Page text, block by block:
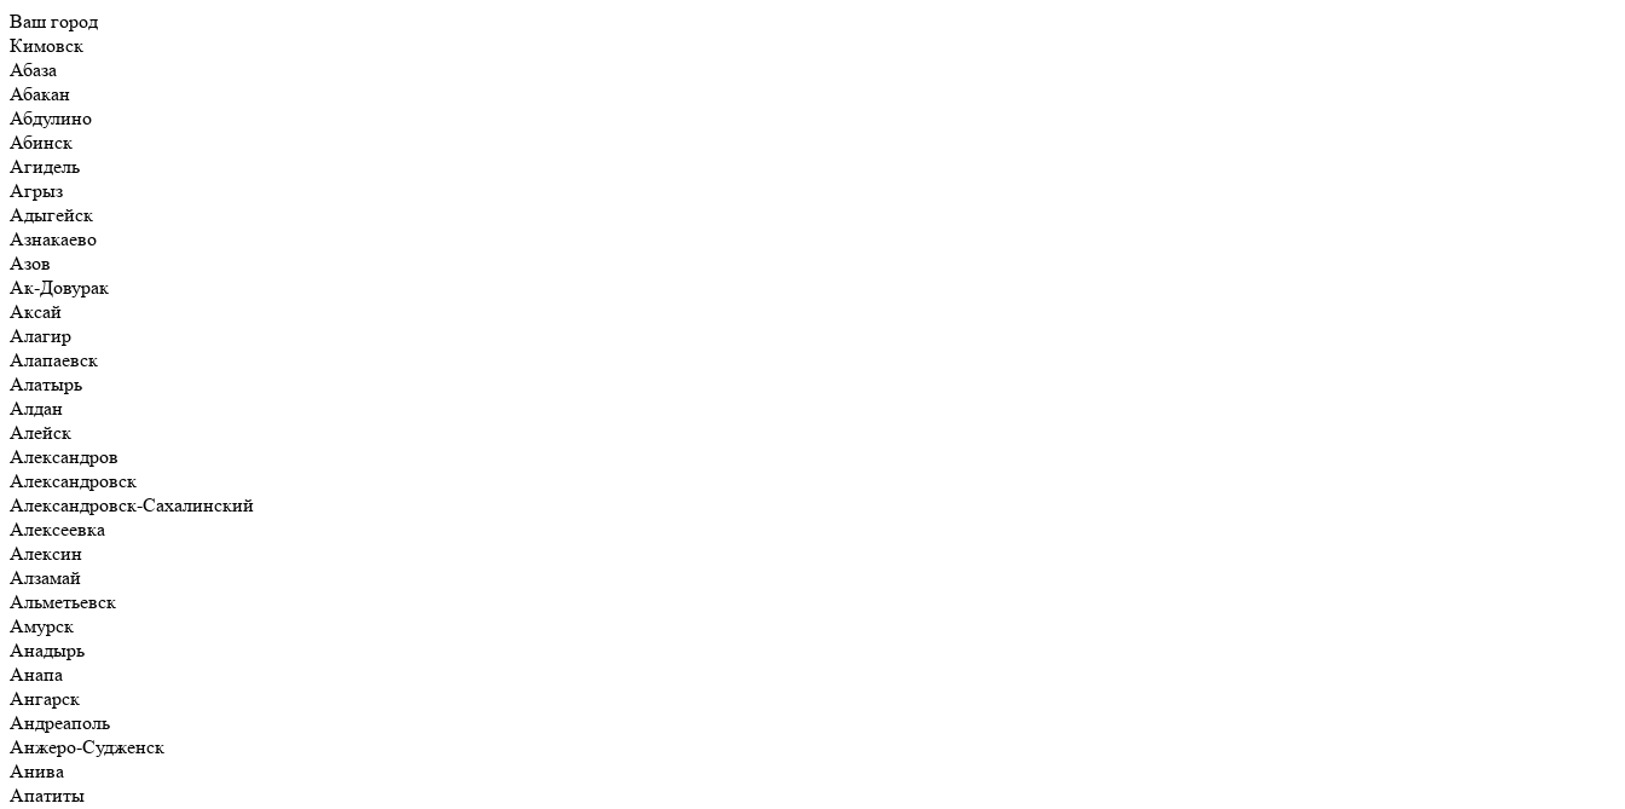
Ваш город
Кимовск
Абаза
Абакан
Абдулино
Абинск
Агидель
Агрыз
Адыгейск
Азнакаево
Азов
Ак-Довурак
Аксай
Алагир
Алапаевск
Алатырь
Алдан
Алейск
Александров
Александровск
Александровск-Сахалинский
Алексеевка
Алексин
Алзамай
Альметьевск
Амурск
Анадырь
Анапа
Ангарск
Андреаполь
Анжеро-Судженск
Анива
Апатиты